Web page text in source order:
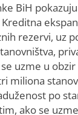
BiH
rezervi, uz
uzme u
miliona
po
ako se